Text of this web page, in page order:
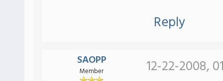
Reply
SAOPP
Member 12-22-2008,